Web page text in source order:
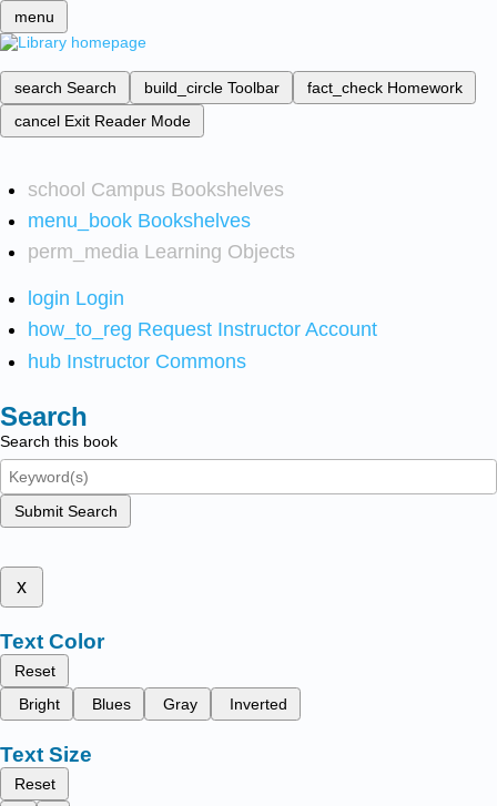
menu
search Search build_circle Toolbar fact_check Homework
cancel Exit Reader Mode
school Campus Bookshelves
menu_book Bookshelves
perm_media Learning Objects
login Login
how_to_reg Request Instructor Account
hub Instructor Commons
Search
Search this book
Submit Search
x
Text Color
Reset
Bright
Blues Gray Inverted
Text Size
Reset